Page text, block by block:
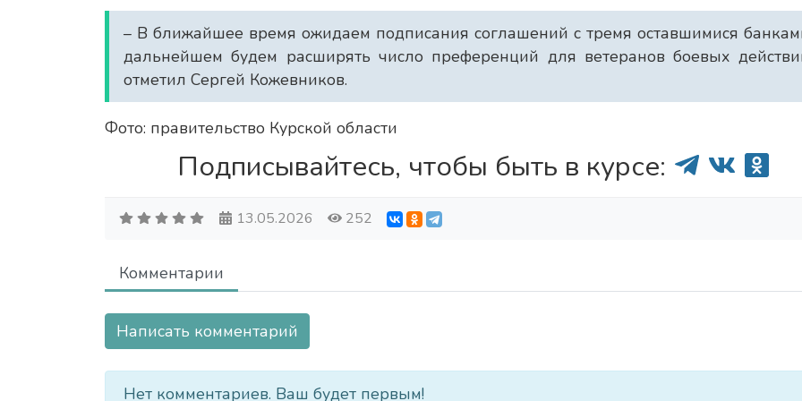
– В ближайшее время ожидаем подписания соглашений с тремя оставшимися
дальнейшем будем расширять число преференций для ветеранов боевых
отметил Сергей Кожевников.
Фото: правительство Курской области
Подписывайтесь, чтобы быть в курсе:
13.05.2026 252
Комментарии
Написать комментарий
Нет комментариев. Ваш будет первым!